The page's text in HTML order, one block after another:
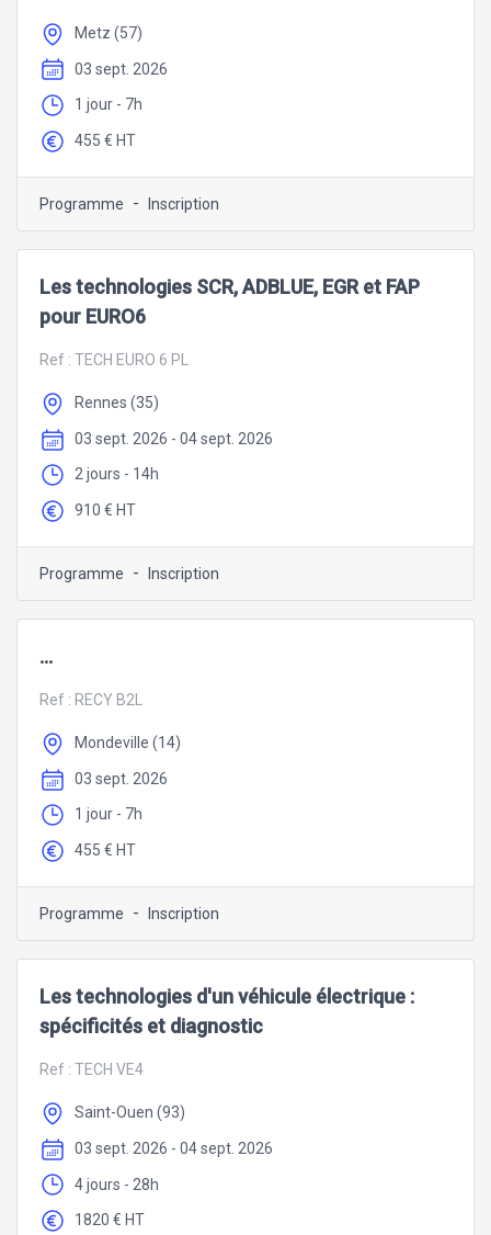
Metz (57)
03 sept. 2026
1 jour - 7h
455 € HT
Programme - Inscription
Les technologies SCR, ADBLUE, EGR et FAP
pour EURO6
Ref : TECH EURO 6 PL
Rennes (35)
03 sept. 2026 - 04 sept. 2026
2 jours - 14h
910 € HT
Programme - Inscription
...
Ref : RECY B2L
Mondeville (14)
03 sept. 2026
1 jour - 7h
455 € HT
Programme - Inscription
Les technologies d'un véhicule électrique :
spécificités et diagnostic
Ref : TECH VE4
Saint-Ouen (93)
03 sept. 2026 - 04 sept. 2026
4 jours - 28h
1820 € HT